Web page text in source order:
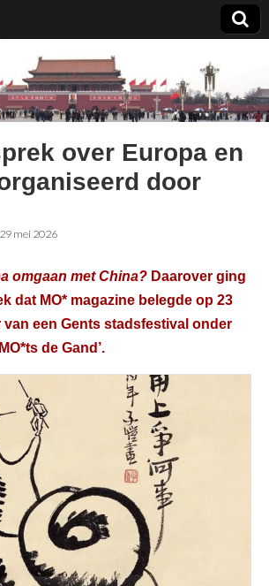
over Europa en
door
29 mei 2026
omgaan met China? Daarover ging
dat MO* magazine belegde op 23
van een Gents stadsfestival onder
de Gand’.